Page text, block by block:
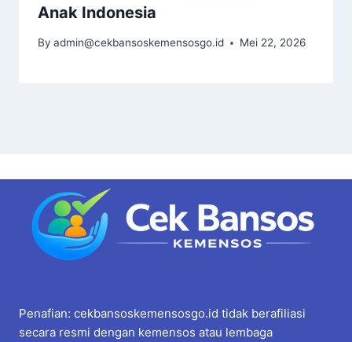
Anak Indonesia
By admin@cekbansoskemensosgo.id Mei 22, 2026
Penafian: cekbansoskemensosgo.id tidak berafiliasi
secara resmi dengan kemensos atau lembaga